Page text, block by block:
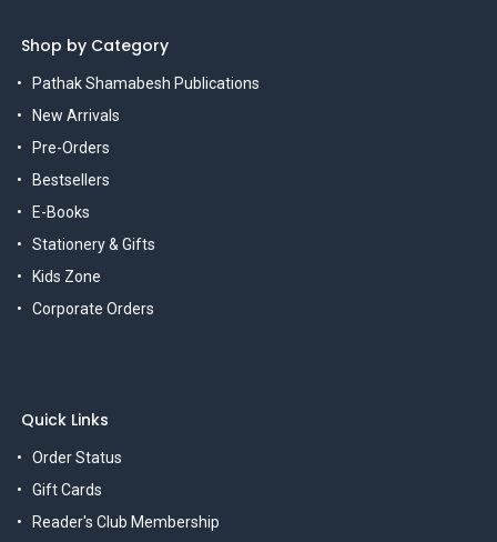
Shop by Category
Pathak Shamabesh Publications
New Arrivals
Pre-Orders
Bestsellers
E-Books
Stationery & Gifts
Kids Zone
Corporate Orders
Quick Links
Order Status
Gift Cards
Reader's Club Membership